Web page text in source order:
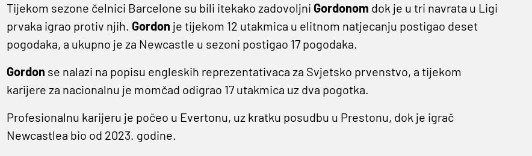
Tijekom sezone čelnici Barcelone su bili itekako zadovoljni Gordonom dok je u tri navrata u Ligi
prvaka igrao protiv njih. Gordon je tijekom 12 utakmica u elitnom natjecanju postigao deset
pogodaka, a ukupno je za Newcastle u sezoni postigao 17 pogodaka.
Gordon se nalazi na popisu engleskih reprezentativaca za Svjetsko prvenstvo, a tijekom
karijere za nacionalnu je momčad odigrao 17 utakmica uz dva pogotka.
Profesionalnu karijeru je počeo u Evertonu, uz kratku posudbu u Prestonu, dok je igrač
Newcastlea bio od 2023. godine.